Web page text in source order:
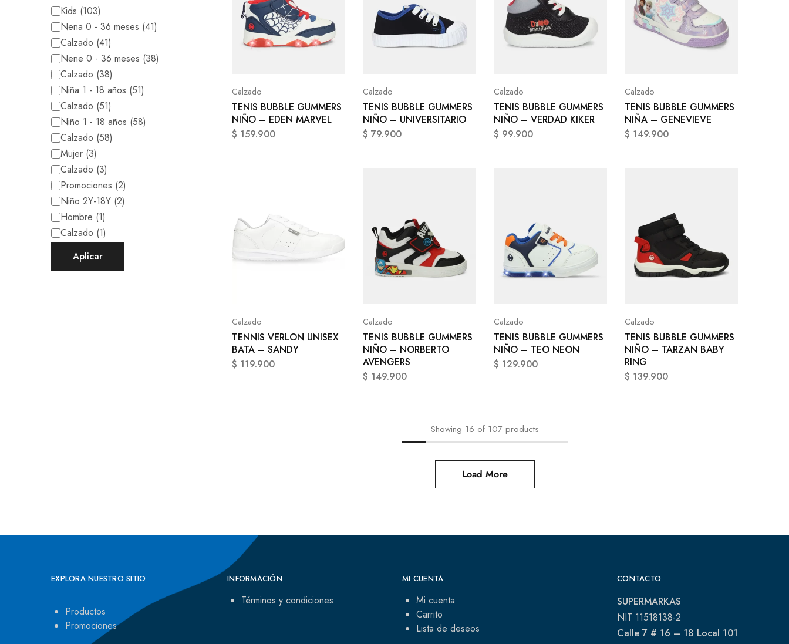
Calzado
TENIS BUBBLE GUMMERS
NIÑO – EDEN MARVEL
$ 159.900
Calzado
TENIS BUBBLE GUMMERS
NIÑO – UNIVERSITARIO
$ 79.900
Calzado
TENIS BUBBLE GUMMERS
NIÑO – VERDAD KIKER
$ 99.900
Calzado
TENIS BUBBLE GUMMERS
NIÑA – GENEVIEVE
$ 149.900
Calzado
TENNIS VERLON UNISEX
BATA – SANDY
$ 119.900
Calzado
TENIS BUBBLE GUMMERS
NIÑO – NORBERTO
AVENGERS
$ 149.900
Calzado
TENIS BUBBLE GUMMERS
NIÑO – TEO NEON
$ 129.900
Calzado
TENIS BUBBLE GUMMERS
NIÑO – TARZAN BABY
RING
$ 139.900
Showing 16 of 107 products
Load More
Kids (103)
Nena 0 - 36 meses (41)
Calzado (41)
Nene 0 - 36 meses (38)
Calzado (38)
Niña 1 - 18 años (51)
Calzado (51)
Niño 1 - 18 años (58)
Calzado (58)
Mujer (3)
Calzado (3)
Promociones (2)
Niño 2Y-18Y (2)
Hombre (1)
Calzado (1)
Aplicar
EXPLORA NUESTRO SITIO
Productos
Promociones
INFORMACIÓN
Términos y condiciones
MI CUENTA
Mi cuenta
Carrito
Lista de deseos
CONTACTO
SUPERMARKAS
NIT 11518138-2
Calle 7 # 16 – 18 Local 101